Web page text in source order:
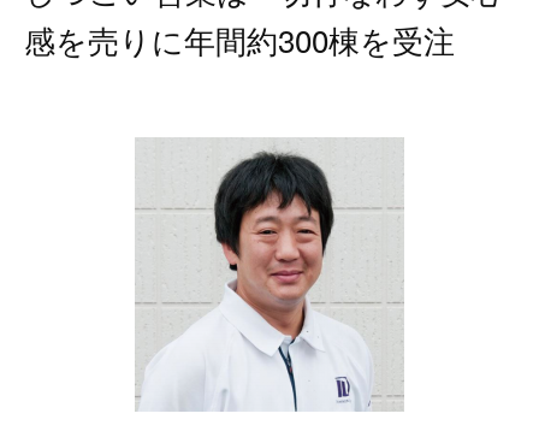
感を売りに年間約300棟を受注